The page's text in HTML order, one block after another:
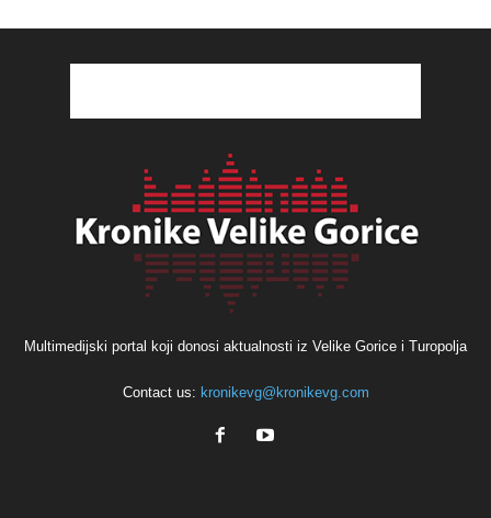
Multimedijski portal koji donosi aktualnosti iz Velike Gorice i Turopolja
Contact us: kronikevg@kronikevg.com